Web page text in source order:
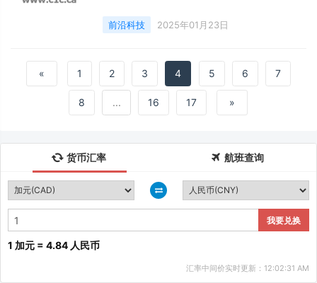
前沿科技 2025年01月23日
« 1 2 3 4 5 6 7
8 ... 16 17 »
货币汇率 航班查询
我要兑换
1 加元 = 4.84 人民币
汇率中间价实时更新：12:02:31 AM